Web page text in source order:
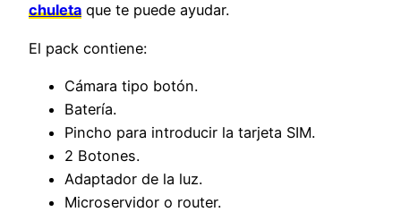
chuleta que te puede ayudar.
El pack contiene:
Cámara tipo botón.
Batería.
Pincho para introducir la tarjeta SIM.
2 Botones.
Adaptador de la luz.
Microservidor o router.